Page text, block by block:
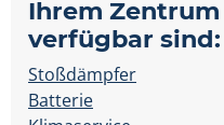
Ihrem
verfügbar sind:
Stoßdämpfer
Batterie